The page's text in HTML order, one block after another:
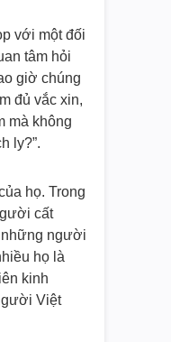
với một đối
tâm hỏi
giờ chúng
đủ vắc xin,
mà không
ly?”.
họ. Trong
cất
những người
họ là
kinh
Việt